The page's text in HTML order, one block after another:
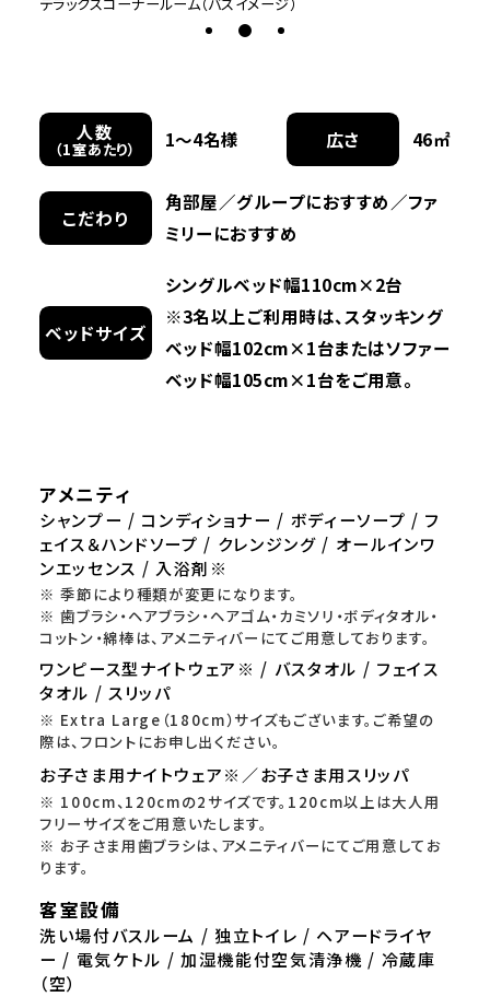
人数
（1室あたり） 1〜4名様 広さ 46㎡
こだわり
角部屋／グループにおすすめ／ファ
ミリーにおすすめ
ベッドサイズ
シングルベッド幅110cm×2台
※3名以上ご利用時は、スタッキング
ベッド幅102cm×1台またはソファー
ベッド幅105cm×1台をご用意。
アメニティ
シャンプー / コンディショナー / ボディーソープ / フ
ェイス＆ハンドソープ / クレンジング / オールインワ
ンエッセンス / 入浴剤※
※ 季節により種類が変更になります。
※ 歯ブラシ・ヘアブラシ・ヘアゴム・カミソリ・ボディタオル・
コットン・綿棒は、アメニティバーにてご用意しております。
ワンピース型ナイトウェア※ / バスタオル / フェイス
タオル / スリッパ
※ Extra Large（180cm）サイズもございます。ご希望の
際は、フロントにお申し出ください。
お子さま用ナイトウェア※／お子さま用スリッパ
※ 100cm、120cmの2サイズです。120cm以上は大人用
フリーサイズをご用意いたします。
※ お子さま用歯ブラシは、アメニティバーにてご用意してお
ります。
客室設備
洗い場付バスルーム / 独立トイレ / ヘアードライヤ
ー / 電気ケトル / 加湿機能付空気清浄機 / 冷蔵庫
（空）